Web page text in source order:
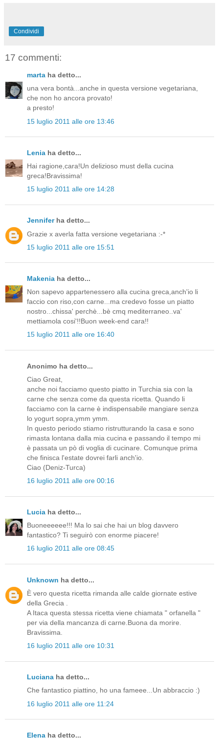
Condividi
17 commenti:
marta ha detto...
una vera bontà...anche in questa versione vegetariana,
che non ho ancora provato!
a presto!
15 luglio 2011 alle ore 13:46
Lenia ha detto...
Hai ragione,cara!Un delizioso must della cucina
greca!Bravissima!
15 luglio 2011 alle ore 14:28
Jenniferha detto...
Grazie x averla fatta versione vegetariana :-*
15 luglio 2011 alle ore 15:51
Makenia ha detto...
Non sapevo appartenessero alla cucina greca,anch'io li
faccio con riso,con carne...ma credevo fosse un piatto
nostro...chissa' perchè...bè cmq mediterraneo..va'
mettiamola cosi'!!Buon week-end cara!!
15 luglio 2011 alle ore 16:40
Anonimo ha detto...
Ciao Great,
anche noi facciamo questo piatto in Turchia sia con la
carne che senza come da questa ricetta. Quando li
facciamo con la carne è indispensabile mangiare senza
lo yogurt sopra,ymm ymm.
In questo periodo stiamo ristrutturando la casa e sono
rimasta lontana dalla mia cucina e passando il tempo mi
è passata un pò di voglia di cucinare. Comunque prima
che finisca l'estate dovrei farli anch'io.
Ciao (Deniz-Turca)
16 luglio 2011 alle ore 00:16
Lucia ha detto...
Buoneeeeee!!! Ma lo sai che hai un blog davvero
fantastico? Ti seguirò con enorme piacere!
16 luglio 2011 alle ore 08:45
Unknown ha detto...
È vero questa ricetta rimanda alle calde giornate estive
della Grecia .
A Itaca questa stessa ricetta viene chiamata " orfanella "
per via della mancanza di carne.Buona da morire.
Bravissima.
16 luglio 2011 alle ore 10:31
Luciana ha detto...
Che fantastico piattino, ho una fameee...Un abbraccio :)
16 luglio 2011 alle ore 11:24
Elena ha detto...